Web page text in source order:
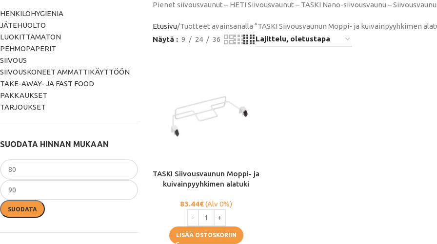
HENKILÖHYGIENIA
JÄTEHUOLTO
LUOKITTAMATON
PEHMOPAPERIT
SIIVOUS
SIIVOUSKONEET AMMATTIKÄYTTÖÖN
TAKE-AWAY- JA FAST FOOD
PAKKAUKSET
TARJOUKSET
SUODATA HINNAN MUKAAN
SUODATA
Pienet siivousvaunut – HETI Siivousvaunut – TASKI Nano-siivousvaunu –
Etusivu Tuotteet avainsanalla “TASKI Siivousvaunun Moppi- ja kuivainpyyhkimen
Näytä
9 24 36
TASKI Siivousvaunun Moppi- ja
kuivainpyyhkimen alatuki
83.44€(Alv 0%)
LISÄÄ OSTOSKORIIN